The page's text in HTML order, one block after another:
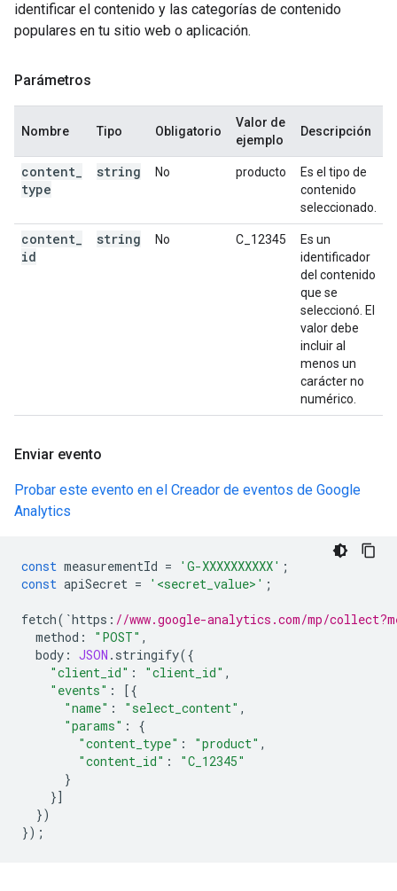
identificar el contenido y las categorías de contenido
populares en tu sitio web o aplicación.
Parámetros
Nombre Tipo Obligatorio
Valor de
ejemplo
Descripción
content
type
string No producto
Es el tipo de
contenido
seleccionado.
content
id
string No C_12345
Es un
identificador
del contenido
que se
seleccionó. El
valor debe
incluir al
menos un
carácter no
numérico.
Enviar evento
Probar este evento en el Creador de eventos de Google
Analytics
const measurementId = 'G-XXXXXXXXXX' ;
const apiSecret = '<secret_value>' ;
fetch( `https : //www.google-analytics.com/mp/
method : "POST" ,
body : JSON . stringify({
"client_id" : "client_id" ,
"events" :
[{
"name" : "select_content" ,
"params" :
{
"content_type" : "product" ,
"content_id" :
"C_12345"
}
}]
})
});